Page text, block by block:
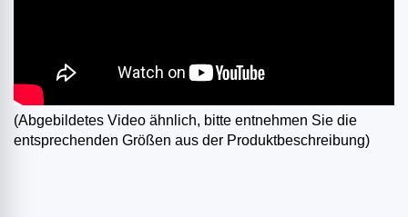
(Abgebildetes Video ähnlich, bitte entnehmen Sie die
entsprechenden Größen aus der Produktbeschreibung)